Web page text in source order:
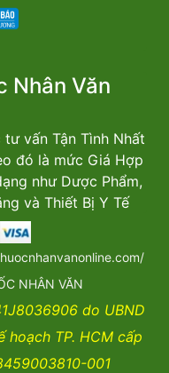
Nhân Văn
vấn Tận Tình Nhất
đó là mức Giá Hợp
như Dược Phẩm,
và Thiết Bị Y Tế
NHÂN VĂN
do UBND
hoạch TP. HCM cấp
001